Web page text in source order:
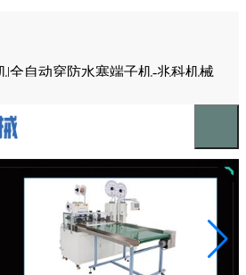
|全自动穿防水塞端子机-兆科机械